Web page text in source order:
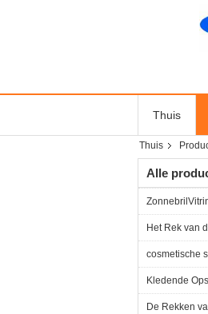
Thuis
Thuis
Alle
Het Rek van
cosmetische
Kledende
De Rekken